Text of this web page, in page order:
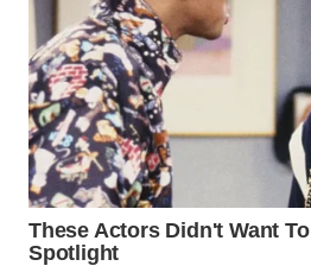
WAHANA
SELEB
WAHANA
PERSONA
WAHANA
OTOMOTIF